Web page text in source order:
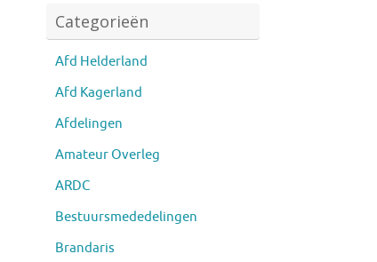
Categorieën
Afd Helderland
Afd Kagerland
Afdelingen
Amateur Overleg
ARDC
Bestuursmededelingen
Brandaris